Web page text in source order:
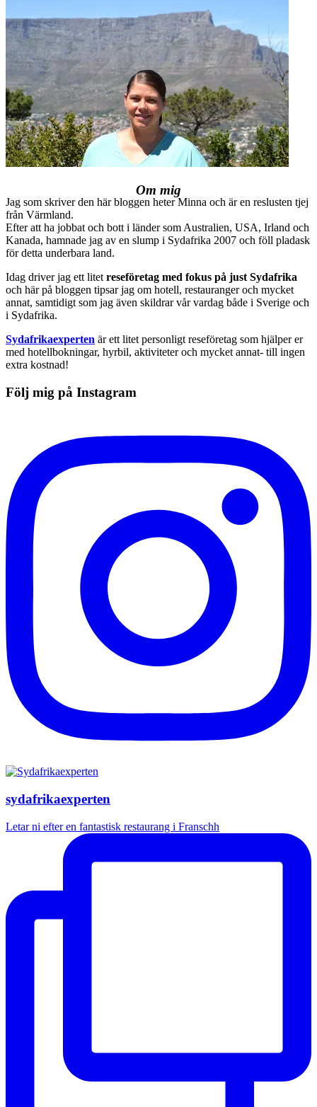
Om mig
Jag som skriver den här bloggen heter Minna och är en reslusten tjej
från Värmland.
Efter att ha jobbat och bott i länder som Australien, USA, Irland och
Kanada, hamnade jag av en slump i Sydafrika 2007 och föll pladask
för detta underbara land.
Idag driver jag ett litet reseföretag med fokus på just Sydafrika
och här på bloggen tipsar jag om hotell, restauranger och mycket
annat, samtidigt som jag även skildrar vår vardag både i Sverige och
i Sydafrika.
Sydafrikaexperten är ett litet personligt reseföretag som hjälper er
med hotellbokningar, hyrbil, aktiviteter och mycket annat- till ingen
extra kostnad!
Följ mig på Instagram
sydafrikaexperten
Letar ni efter en fantastisk restaurang i Franschh